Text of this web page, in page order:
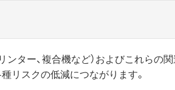
ンター、複合機など）およびこれら
リスクの低減につながります。